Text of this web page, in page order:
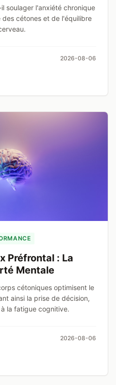
soulager l'anxiété chronique
des cétones et de l'équilibre
2026-08-06
Préfrontal : La
Mentale
cétoniques optimisent le
ainsi la prise de décision,
la fatigue cognitive.
2026-08-06